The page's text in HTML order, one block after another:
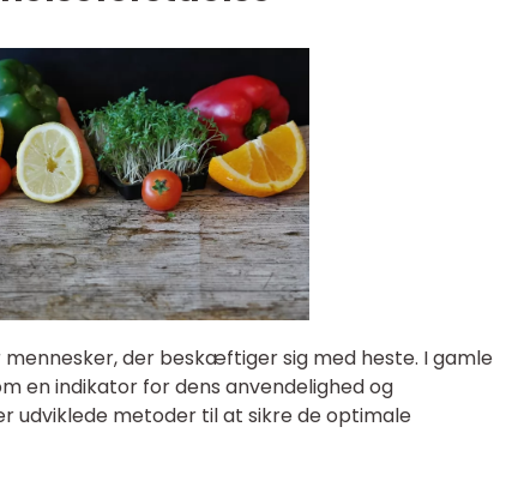
der beskæftiger sig med heste. I gamle
en indikator for dens anvendelighed og
udviklede metoder til at sikre de optimale